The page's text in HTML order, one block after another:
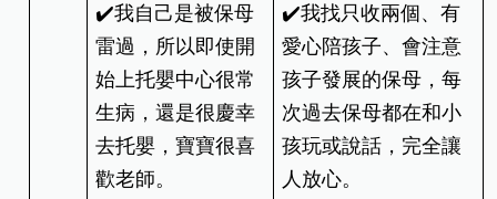
✔️我自己是被保母
雷過，所以即使開
始上托嬰中心很常
生病，還是很慶幸
去托嬰，寶寶很喜
歡老師。
✔️我找只收兩個、有
愛心陪孩子、會注意
孩子發展的保母，每
次過去保母都在和小
孩玩或說話，完全讓
人放心。